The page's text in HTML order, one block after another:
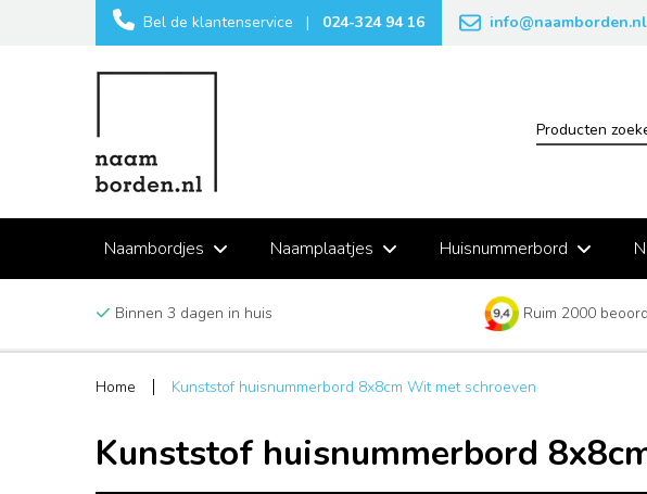
Bel de klantenservice | 024-324 94 16 info@naamborden.nl
Naambordjes Naamplaatjes Huisnummerbord
Binnen 3 dagen in huis Ruim 2000
Home Kunststof huisnummerbord 8x8cm Wit met schroeven
Kunststof huisnummerbord